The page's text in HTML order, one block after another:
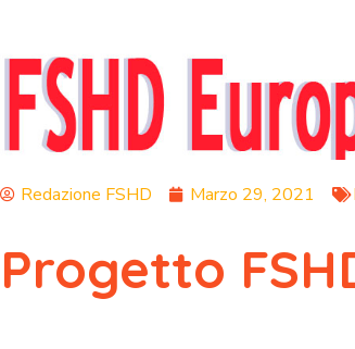
Redazione FSHD Marzo 29, 2021
Progetto